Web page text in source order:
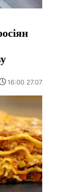
16:00 27.07